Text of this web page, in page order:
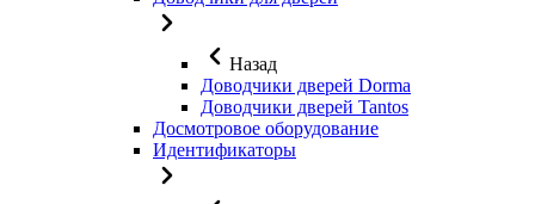
Назад
Доводчики дверей Dorma
Доводчики дверей Tantos
Досмотровое оборудование
Идентификаторы